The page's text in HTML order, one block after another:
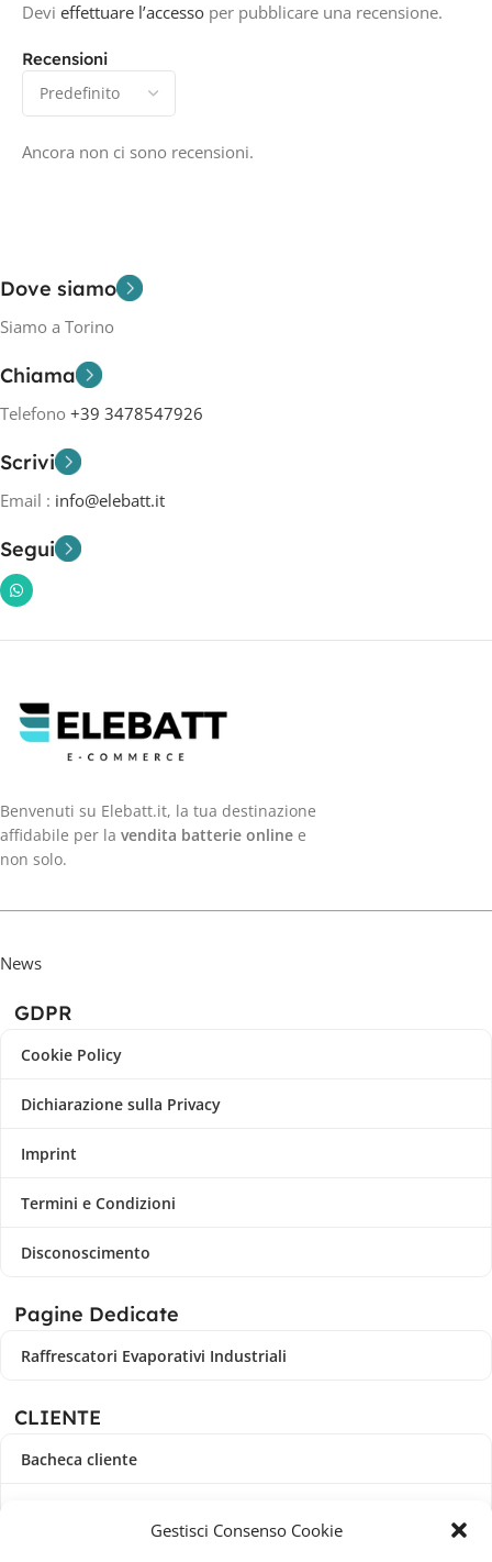
Gestisci Consenso Cookie
Recensioni
Ancora non ci sono recensioni.
Devi effettuare l’accesso per pubblicare una recensione.
Dove siamo
Siamo a Torino
Chiama
Telefono +39 3478547926
Scrivi
Email : info@elebatt.it
Segui
Benvenuti su Elebatt.it, la tua destinazione
affidabile per la vendita batterie online e
non solo.
News
GDPR
Cookie Policy
Dichiarazione sulla Privacy
Imprint
Termini e Condizioni
Disconoscimento
Pagine Dedicate
Raffrescatori Evaporativi Industriali
CLIENTE
Bacheca cliente